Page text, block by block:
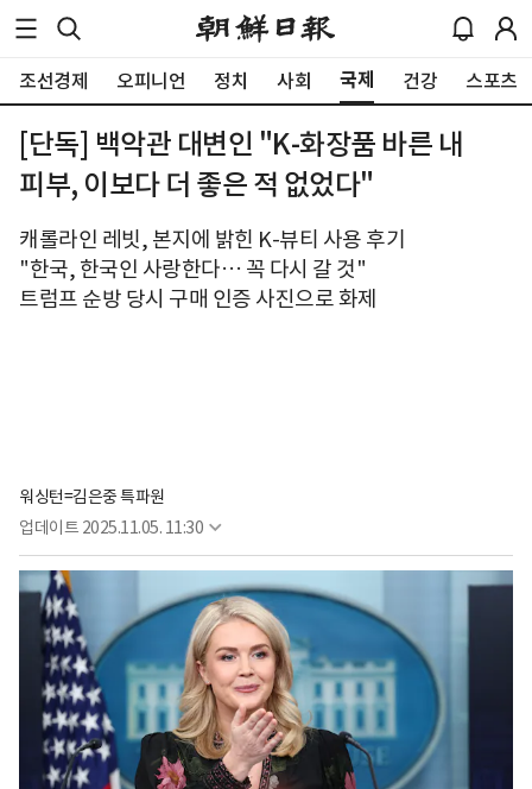
조선경제 오피니언 정치 사회 국제 건강 스포츠
[단독] 백악관 대변인 "K-화장품 바른 내
피부, 이보다 더 좋은 적 없었다"
캐롤라인 레빗, 본지에 밝힌 K-뷰티 사용 후기
"한국, 한국인 사랑한다… 꼭 다시 갈 것"
트럼프 순방 당시 구매 인증 사진으로 화제
워싱턴=김은중 특파원
업데이트 2025.11.05. 11:30